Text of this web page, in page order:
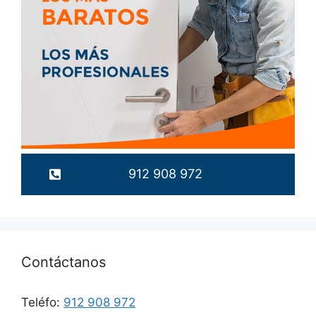
912 908 972
Contáctanos
Teléfo: 912 908 972